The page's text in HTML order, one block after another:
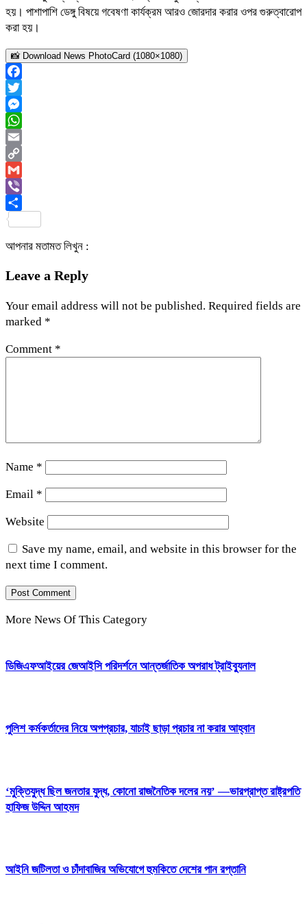
হয়। পাশাপাশি ডেঙ্গু বিষয়ে গবেষণা কার্যক্রম আরও জোরদার করার ওপর গুরুত্বারোপ
করা হয়।
📸 Download News PhotoCard (1080×1080)
Facebook
Twitter
Messenger
WhatsApp
Email
Copy
Link
Gmail
Viber
আপনার মতামত লিখুন :
Leave a Reply
Your email address will not be published. Required fields are
marked *
Comment *
Name *
Email *
Website
Save my name, email, and website in this browser for the
next time I comment.
More News Of This Category
ডিজিএফআইয়ের জেআইসি পরিদর্শনে আন্তর্জাতিক অপরাধ ট্রাইব্যুনাল
পুলিশ কর্মকর্তাদের নিয়ে অপপ্রচার, যাচাই ছাড়া প্রচার না করার আহ্বান
‘মুক্তিযুদ্ধ ছিল জনতার যুদ্ধ, কোনো রাজনৈতিক দলের নয়’ —ভারপ্রাপ্ত রাষ্ট্রপতি
হাফিজ উদ্দিন আহমদ
আইনি জটিলতা ও চাঁদাবাজির অভিযোগে হুমকিতে দেশের পান রপ্তানি